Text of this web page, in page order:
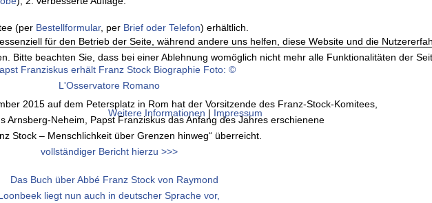
(per Bestellformular, per Brief oder Telefon) erhältlich.
2015 auf dem Petersplatz in Rom hat der Vorsitzende des Franz-Stock-Komitees,
Arnsberg-Neheim, Papst Franziskus das Anfang des Jahres erschienene
Stock – Menschlichkeit über Grenzen hinweg“ überreicht.
vollständiger Bericht hierzu >>>
für den Betrieb der Seite, während andere uns helfen, diese Website und die
Bitte beachten Sie, dass bei einer Ablehnung womöglich nicht mehr alle Funktionalitäten der
Weitere Informationen | Impressum